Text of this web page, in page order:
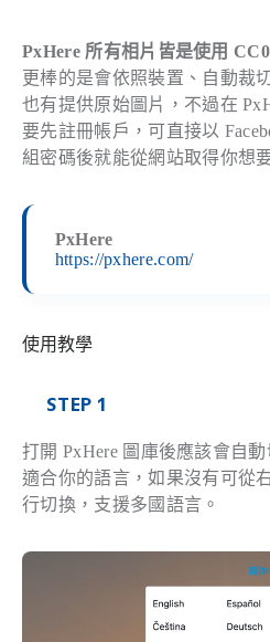
PxHere 所有相片皆是使用
更棒的是會依照裝置、自動裁
也有提供原始圖片，不過在
要先註冊帳戶，可直接以
組密碼後就能從網站取得你想
PxHere
https://pxhere.com/
使用教學
STEP 1
打開 PxHere 圖庫後應該會自
適合你的語言，如果沒有可從
行切換，支援多國語言。